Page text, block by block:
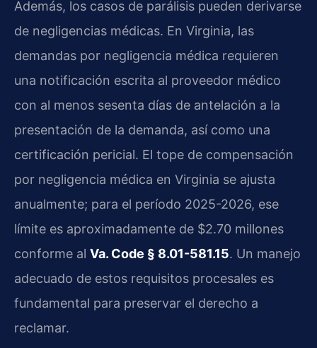
Además, los casos de parálisis pueden derivarse
de negligencias médicas. En Virginia, las
demandas por negligencia médica requieren
una notificación escrita al proveedor médico
con al menos sesenta días de antelación a la
presentación de la demanda, así como una
certificación pericial. El tope de compensación
por negligencia médica en Virginia se ajusta
anualmente; para el período 2025-2026, ese
límite es aproximadamente de $2.70 millones
conforme al Va. Code § 8.01-581.15. Un manejo
adecuado de estos requisitos procesales es
fundamental para preservar el derecho a
reclamar.